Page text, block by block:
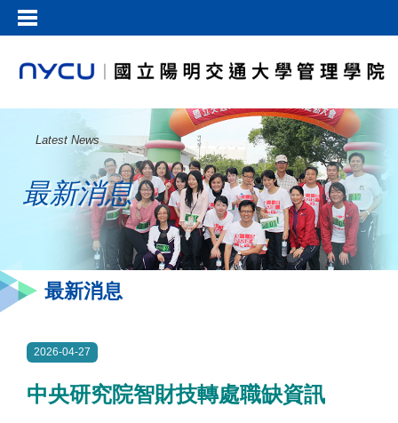
Latest News
最新消息
最新消息
2026-04-27
中央研究院智財技轉處職缺資訊